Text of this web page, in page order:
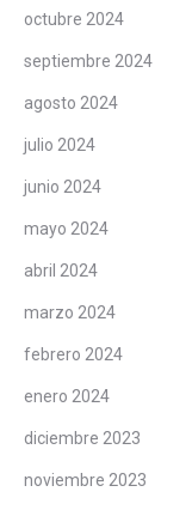
octubre 2024
septiembre 2024
agosto 2024
julio 2024
junio 2024
mayo 2024
abril 2024
marzo 2024
febrero 2024
enero 2024
diciembre 2023
noviembre 2023